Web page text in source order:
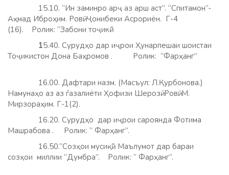
15.10. “Ин заминро арҷ аз арш аст”. “Спитамон”-
Аҳмад Иброҳим. Ровӣ: Ҷонибеки Асрориён. Г-4
(16). Ролик: “Забони тоҷикӣ.”
15.40. Сурудҳо дар иҷрои Ҳунарпешаи шоистаи
Тоҷикистон Дона Баҳромов .
Ролик: “Фарҳанг”
16.00. Дафтари назм. (Масъул: Л.Қурбонова.)
Намунаҳо аз аз ѓазалиёти Ҳофизи Шерозӣ. Ровӣ: М.
Мирзораҳим. Г-1(2).
16.20. Сурудҳо дар иҷрои сароянда Фотима
Машрабова . Ролик: “ Фарҳанг”.
16.50.“Созҳои мусиқӣ”. Маълумот дар бараи
созҳои миллии “Думбра”. Ролик: “ Фарҳанг”.